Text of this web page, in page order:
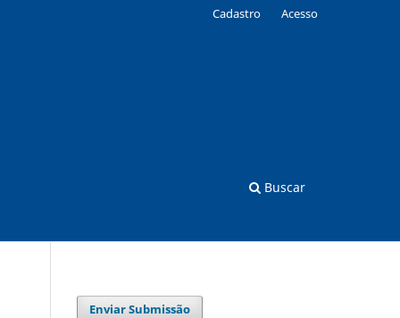
Buscar
Cadastro Acesso
Enviar Submissão